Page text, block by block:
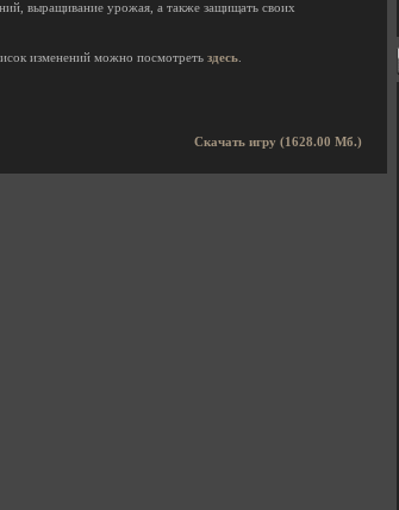
выращивание урожая, а также защищать своих
изменений можно посмотреть здесь
Скачать игру (1628.00 Мб.)